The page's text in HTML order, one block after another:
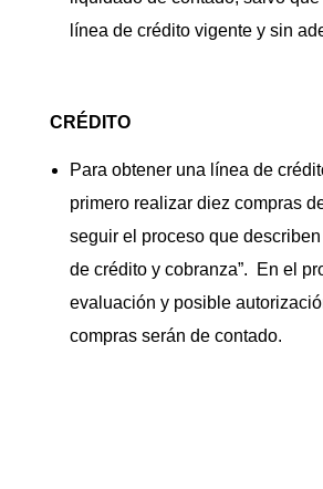
línea de crédito vigente y sin
CRÉDITO
Para obtener una línea de
primero realizar diez compras
seguir el proceso que
de crédito y cobranza”. En el
evaluación y posible
compras serán de contado.